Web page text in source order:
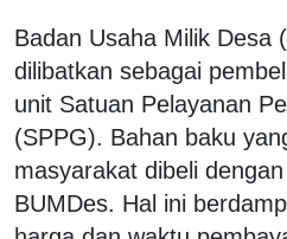
Badan Usaha Milik Desa
dilibatkan sebagai
unit Satuan Pelayanan
(SPPG). Bahan baku
masyarakat dibeli
BUMDes. Hal ini